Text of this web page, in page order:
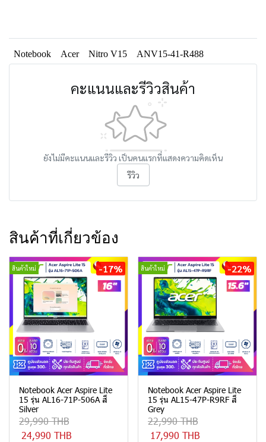
Notebook Acer Nitro V15 ANV15-41-R488
คะแนนและรีวิวสินค้า
ยังไม่มีคะแนนและรีวิว เป็นคนแรกที่แสดงความคิดเห็น
รีวิว
สินค้าที่เกี่ยวข้อง
สินค้าใหม่ -17%
Notebook Acer Aspire Lite
15 รุ่น AL16-71P-506A สี
Silver
29,990 THB
24,990 THB
สินค้าใหม่ -22%
Notebook Acer Aspire Lite
15 รุ่น AL15-47P-R9RF สี
Grey
22,990 THB
17,990 THB